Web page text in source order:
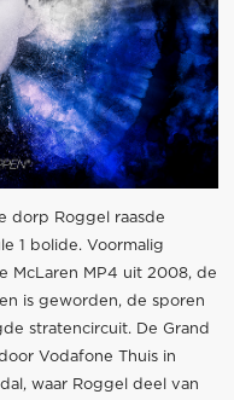
dorp Roggel raasde
1 bolide. Voormalig
McLaren MP4 uit 2008, de
is geworden, de sporen
stratencircuit. De Grand
Vodafone Thuis in
waar Roggel deel van